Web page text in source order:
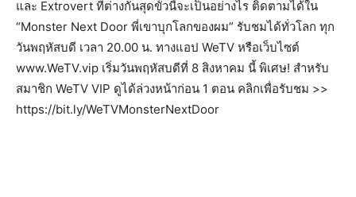
และ Extrovert ที่ต่างกันสุดขั้วนี้จะเป็นอย่างไร ติดตามได้ใน
“Monster Next Door พี่เขาบุกโลกของผม” รับชมได้ทั่วโลก ทุก
วันพฤหัสบดี เวลา 20.00 น. ทางแอป WeTV หรือเว็บไซต์
www.WeTV.vip เริ่มวันพฤหัสบดีที่ 8 สิงหาคม นี้ พิเศษ! สำหรับ
สมาชิก WeTV VIP ดูได้ล่วงหน้าก่อน 1 ตอน คลิกเพื่อรับชม >>
https://bit.ly/WeTVMonsterNextDoor